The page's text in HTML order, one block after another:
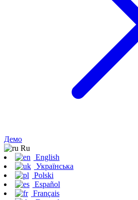
Демо
Ru
English
Українська
Polski
Español
Français